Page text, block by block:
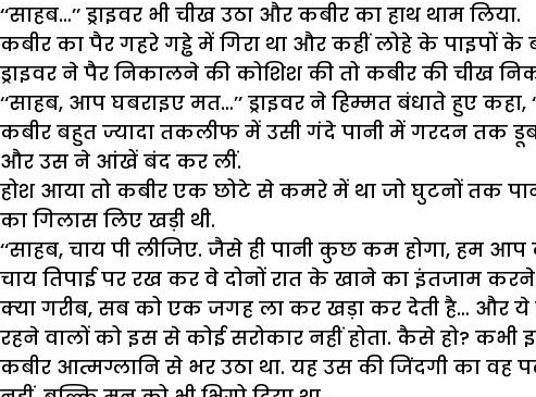
‘‘साहब…’’ ड्राइवर भी चीख उठा और कबीर का हाथ थाम लिया.
कबीर का पैर गहरे गड्ढे में गिरा था और कहीं लोहे के पाइपों के
ड्राइवर ने पैर निकालने की कोशिश की तो कबीर की चीख
‘‘साहब, आप घबराइए मत…’’ ड्राइवर ने हिम्मत बंधाते हुए
कबीर बहुत ज्यादा तकलीफ में उसी गंदे पानी में गरदन तक
और उस ने आंखें बंद कर लीं.
होश आया तो कबीर एक छोटे से कमरे में था जो घुटनों तक
का गिलास लिए खड़ी थी.
‘‘साहब, चाय पी लीजिए. जैसे ही पानी कुछ कम होगा, हम आप
चाय तिपाई पर रख कर वे दोनों रात के खाने का इंतजाम
क्या गरीब, सब को एक जगह ला कर खड़ा कर देती है… और ये
रहने वालों को इस से कोई सरोकार नहीं होता. कैसे हो? कभी
कबीर आत्मग्लानि से भर उठा था. यह उस की जिंदगी का